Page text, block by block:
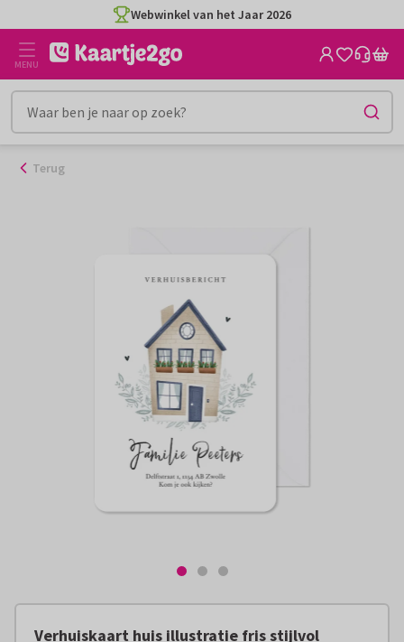
naar
inhoud
Webwinkel van het Jaar 2026
MENU
Terug
Verhuiskaart huis illustratie fris stijlvol